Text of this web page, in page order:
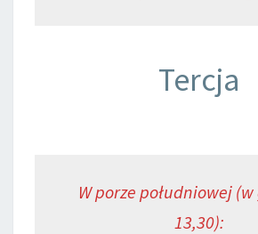
Tercja
W porze południowej
13,30):